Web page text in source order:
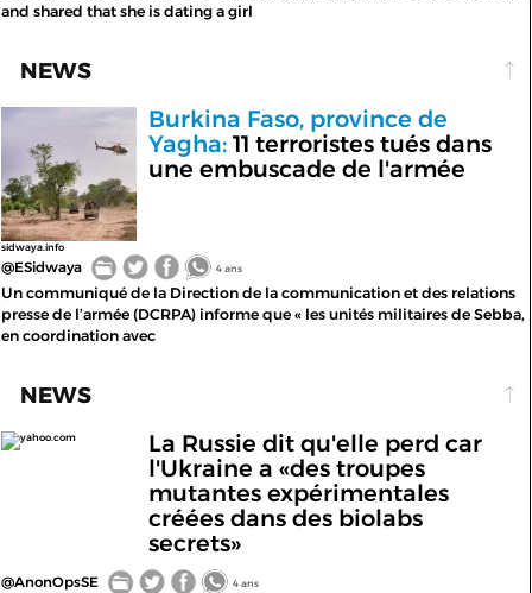
and shared that she is dating a girl
NEWS
sidwaya.info
Burkina Faso, province de
Yagha:11 terroristes tués dans
une embuscade de l'armée
@ESidwaya 4 ans
Un communiqué de la Direction de la communication et des relations
presse de l’armée (DCRPA) informe que « les unités militaires de Sebba,
en coordination avec
NEWS
yahoo.com
La Russie dit qu'elle perd car
l'Ukraine a «des troupes
mutantes expérimentales
créées dans des biolabs
secrets»
@AnonOpsSE 4 ans